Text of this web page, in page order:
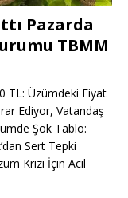
Pazarda
TBMM
TL: Üzümdeki Fiyat
Ediyor, Vatandaş
Şok Tablo:
Sert Tepki
Krizi İçin Acil